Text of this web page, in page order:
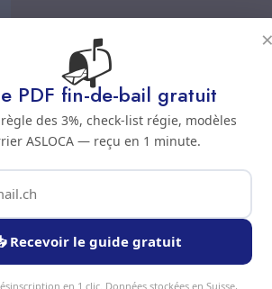
Code postal 2013
professionnel -
postal 2013
2013? Chez Nous Clean intervient dans
:
prestations disponibles, devis gratuit sous
24h.
📬
PDF fin-de-bail gratuit
des 3%, check-list régie, modèles
ASLOCA — reçu en 1 minute.
Recevoir le guide gratuit
en 1 clic. Données stockées en Suisse,